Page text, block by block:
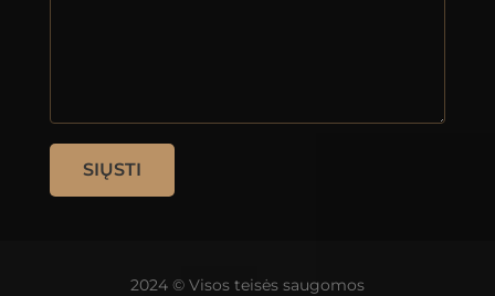
2024 © Visos teisės saugomos